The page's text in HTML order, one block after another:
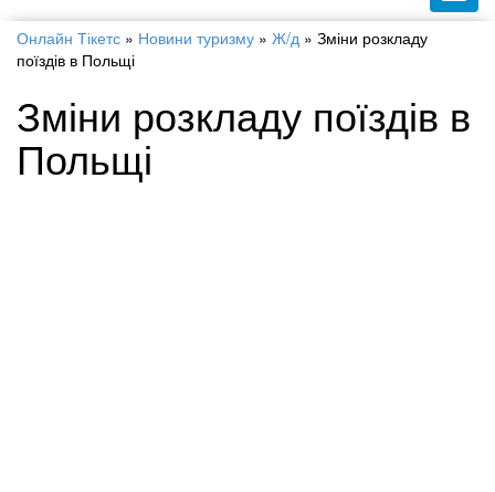
Онлайн Тікетс » Новини туризму » Ж/д » Зміни розкладу
поїздів в Польщі
Зміни розкладу поїздів в
Польщі